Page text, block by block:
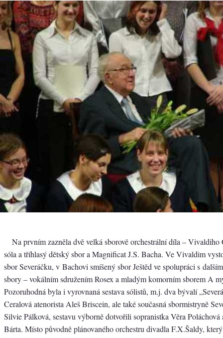
Na prvním zazněla dvě velká sborově orchestrální díla – Vivaldiho
sóla a tříhlasý dětský sbor a Magnificat J.S. Bacha. Ve Vivaldim
sbor Severáčku, v Bachovi smíšený sbor Ještěd ve spolupráci s
sbory – vokálním sdružením Rosex a mladým komorním sborem A
Pozoruhodná byla i vyrovnaná sestava sólistů, m.j. dva bývalí
Ceralová atenorista Aleš Briscein, ale také současná sbormistryně
Silvie Pálková, sestavu výborně dotvořili sopranistka Věra
Bárta. Místo původně plánovaného orchestru divadla F.X.Šaldy,